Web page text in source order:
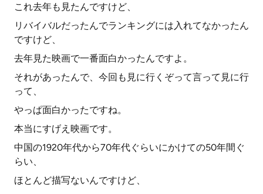
これ去年も見たんですけど、
リバイバルだったんでランキングには入れてなかったん
ですけど、
去年見た映画で一番面白かったんですよ。
それがあったんで、今回も見に行くぞって言って見に行
って、
やっぱ面白かったですね。
本当にすげえ映画です。
中国の1920年代から70年代ぐらいにかけての50年間ぐ
らい、
ほとんど描写ないんですけど、